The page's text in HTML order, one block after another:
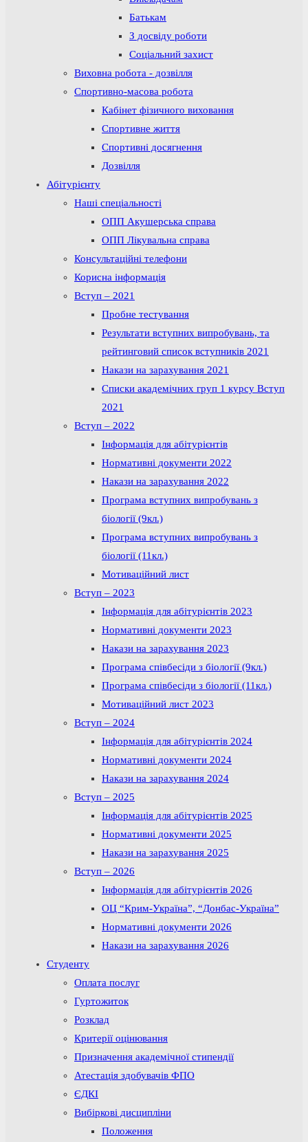
Батькам
З досвіду роботи
Соціальний захист
Виховна робота - дозвілля
Спортивно-масова робота
Кабінет фізичного виховання
Спортивне життя
Спортивні досягнення
Дозвілля
Абітурієнту
Наші спеціальності
ОПП Акушерська справа
ОПП Лікувальна справа
Консультаційні телефони
Корисна інформація
Вступ – 2021
Пробне тестування
Результати вступних випробувань, та
рейтинговий список вступників 2021
Накази на зарахування 2021
Списки академічних груп 1 курсу Вступ
2021
Вступ – 2022
Інформація для абітурієнтів
Нормативні документи 2022
Накази на зарахування 2022
Програма вступних випробувань з
біології (9кл.)
Програма вступних випробувань з
біології (11кл.)
Мотиваційний лист
Вступ – 2023
Інформація для абітурієнтів 2023
Нормативні документи 2023
Накази на зарахування 2023
Програма співбесіди з біології (9кл.)
Програма співбесіди з біології (11кл.)
Мотиваційний лист 2023
Вступ – 2024
Інформація для абітурієнтів 2024
Нормативні документи 2024
Накази на зарахування 2024
Вступ – 2025
Інформація для абітурієнтів 2025
Нормативні документи 2025
Накази на зарахування 2025
Вступ – 2026
Інформація для абітурієнтів 2026
ОЦ “Крим-Україна”, “Донбас-Україна”
Нормативні документи 2026
Накази на зарахування 2026
Студенту
Оплата послуг
Гуртожиток
Розклад
Критерії оцінювання
Призначення академічної стипендії
Атестація здобувачів ФПО
ЄДКІ
Вибіркові дисципліни
Положення